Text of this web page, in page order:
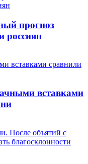
прогноз
россиян
вставками